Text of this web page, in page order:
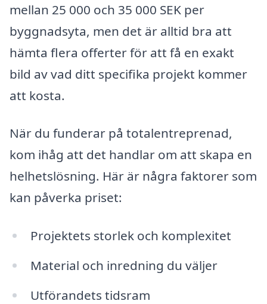
mellan 25 000 och 35 000 SEK per
byggnadsyta, men det är alltid bra att
hämta flera offerter för att få en exakt
bild av vad ditt specifika projekt kommer
att kosta.
När du funderar på totalentreprenad,
kom ihåg att det handlar om att skapa en
helhetslösning. Här är några faktorer som
kan påverka priset:
Projektets storlek och komplexitet
Material och inredning du väljer
Utförandets tidsram